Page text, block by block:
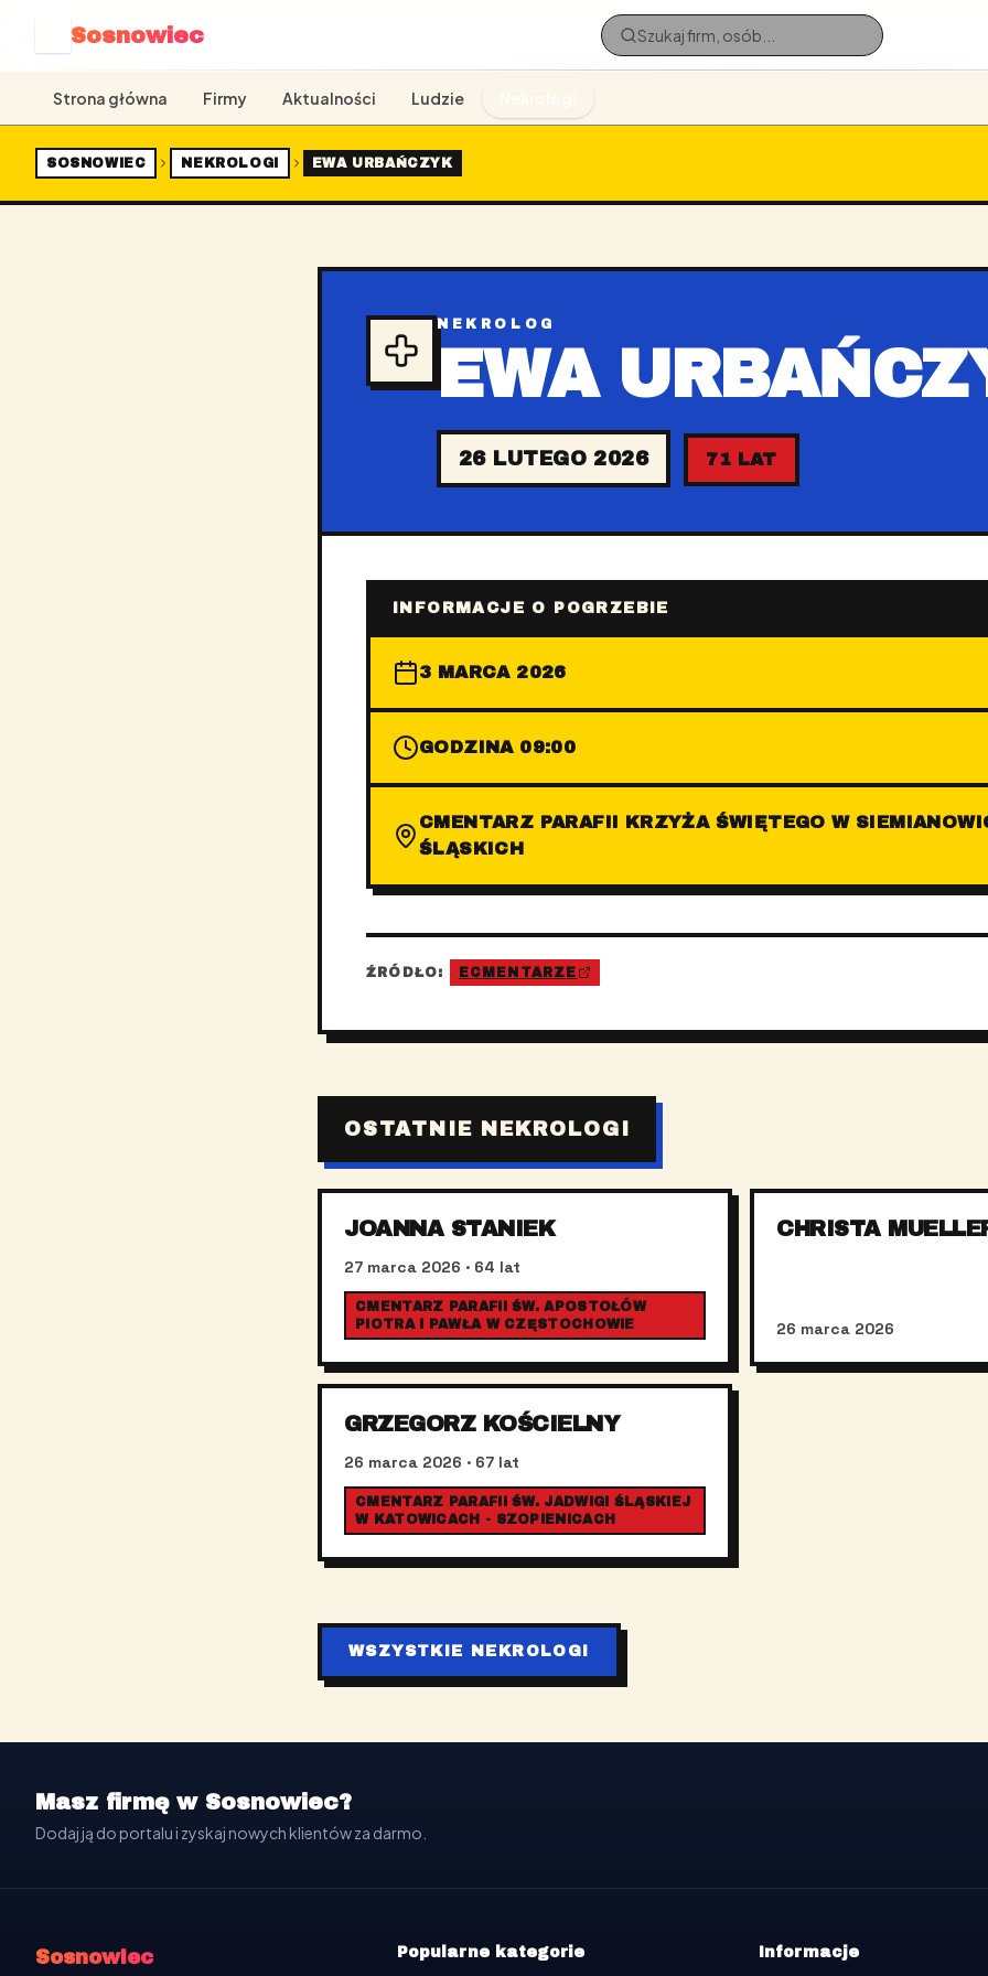
Sosnowiec
Strona główna Firmy Aktualności Ludzie
SOSNOWIEC NEKROLOGI EWA URBAŃCZYK
NEKROLOG
EWA
26 LUTEGO 2026 71 LAT
INFORMACJE O POGRZEBIE
3 MARCA 2026
GODZINA 09:00
CMENTARZ PARAFII KRZYŻA ŚWIĘTEGO W
ŚLĄSKICH
ŹRÓDŁO: ECMENTARZE
OSTATNIE NEKROLOGI
JOANNA STANIEK
27 marca 2026 · 64 lat
CMENTARZ PARAFII ŚW. APOSTOŁÓW
PIOTRA I PAWŁA W CZĘSTOCHOWIE
CHRISTA
26 marca 2026
GRZEGORZ KOŚCIELNY
26 marca 2026 · 67 lat
CMENTARZ PARAFII ŚW. JADWIGI ŚLĄSKIEJ
W KATOWICACH - SZOPIENICACH
WSZYSTKIE NEKROLOGI
Masz firmę w Sosnowiec?
Dodaj ją do portalu i zyskaj nowych klientów za darmo.
Sosnowiec Popularne kategorie Informacje